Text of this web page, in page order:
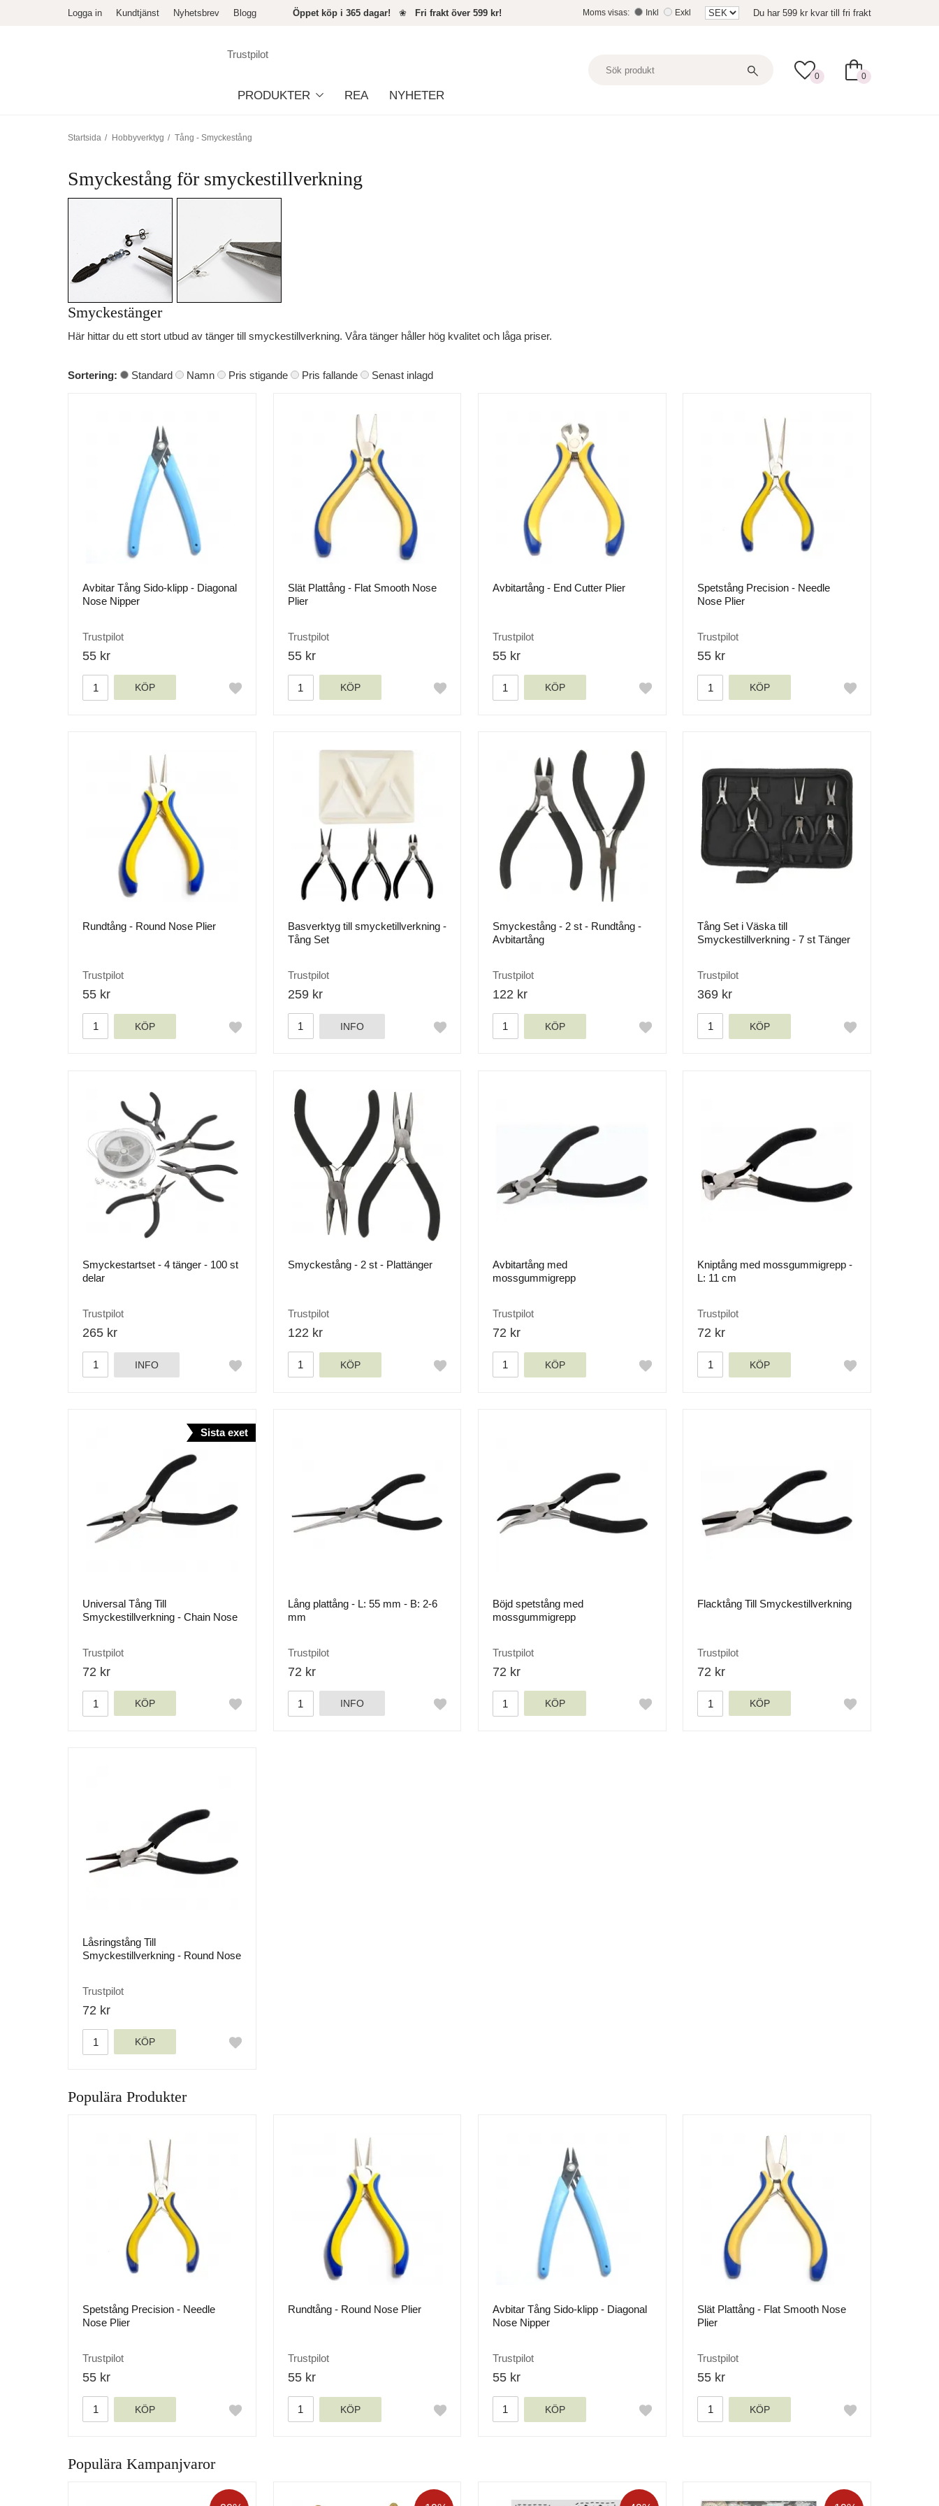
Logga in Kundtjänst Nyhetsbrev Blogg Öppet köp i 365 dagar! ❀ Fri frakt över 599 kr! Moms visas: Inkl Exkl Du har 599 kr kvar till fri frakt
Trustpilot
PRODUKTER REA NYHETER
0 0
Startsida / Hobbyverktyg / Tång - Smyckestång
Smyckestång för smyckestillverkning
Smyckestänger
Här hittar du ett stort utbud av tänger till smyckestillverkning. Våra tänger håller hög kvalitet och låga priser.
Sortering: Standard Namn Pris stigande Pris fallande Senast inlagd
Avbitar Tång Sido-klipp - Diagonal
Nose Nipper
Trustpilot
55 kr
KÖP
Slät Plattång - Flat Smooth Nose
Plier
Trustpilot
55 kr
KÖP
Avbitartång - End Cutter Plier
Trustpilot
55 kr
KÖP
Spetstång Precision - Needle
Nose Plier
Trustpilot
55 kr
KÖP
Rundtång - Round Nose Plier
Trustpilot
55 kr
KÖP
Basverktyg till smycketillverkning -
Tång Set
Trustpilot
259 kr
INFO
Smyckestång - 2 st - Rundtång -
Avbitartång
Trustpilot
122 kr
KÖP
Tång Set i Väska till
Smyckestillverkning - 7 st Tänger
Trustpilot
369 kr
KÖP
Smyckestartset - 4 tänger - 100 st
delar
Trustpilot
265 kr
INFO
Smyckestång - 2 st - Plattänger
Trustpilot
122 kr
KÖP
Avbitartång med
mossgummigrepp
Trustpilot
72 kr
KÖP
Kniptång med mossgummigrepp -
L: 11 cm
Trustpilot
72 kr
KÖP
Sista exet
Universal Tång Till
Smyckestillverkning - Chain Nose
Trustpilot
72 kr
KÖP
Lång plattång - L: 55 mm - B: 2-6
mm
Trustpilot
72 kr
INFO
Böjd spetstång med
mossgummigrepp
Trustpilot
72 kr
KÖP
Flacktång Till Smyckestillverkning
Trustpilot
72 kr
KÖP
Låsringstång Till
Smyckestillverkning - Round Nose
Trustpilot
72 kr
KÖP
Populära Produkter
Spetstång Precision - Needle
Nose Plier
Trustpilot
55 kr
KÖP
Rundtång - Round Nose Plier
Trustpilot
55 kr
KÖP
Avbitar Tång Sido-klipp - Diagonal
Nose Nipper
Trustpilot
55 kr
KÖP
Slät Plattång - Flat Smooth Nose
Plier
Trustpilot
55 kr
KÖP
Populära Kampanjvaror